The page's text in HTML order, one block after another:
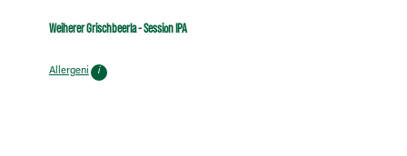
Weiherer Grischbeerla - Session IPA
Allergeni i